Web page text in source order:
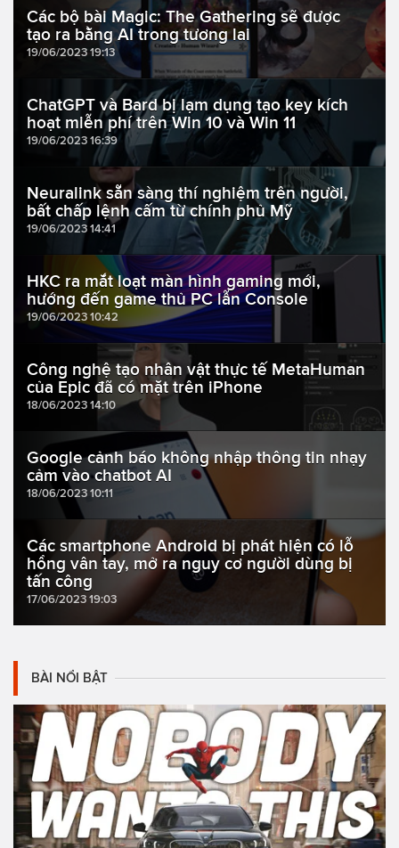
Các bộ bài Magic: The Gathering sẽ được
tạo ra bằng AI trong tương lai
19/06/2023 19:13
ChatGPT và Bard bị lạm dụng tạo key kích
hoạt miễn phí trên Win 10 và Win 11
19/06/2023 16:39
Neuralink sẵn sàng thí nghiệm trên người,
bất chấp lệnh cấm từ chính phủ Mỹ
19/06/2023 14:41
HKC ra mắt loạt màn hình gaming mới,
hướng đến game thủ PC lẫn Console
19/06/2023 10:42
Công nghệ tạo nhân vật thực tế MetaHuman
của Epic đã có mặt trên iPhone
18/06/2023 14:10
Google cảnh báo không nhập thông tin nhạy
cảm vào chatbot AI
18/06/2023 10:11
Các smartphone Android bị phát hiện có lỗ
hổng vân tay, mở ra nguy cơ người dùng bị
tấn công
17/06/2023 19:03
BÀI NỔI BẬT